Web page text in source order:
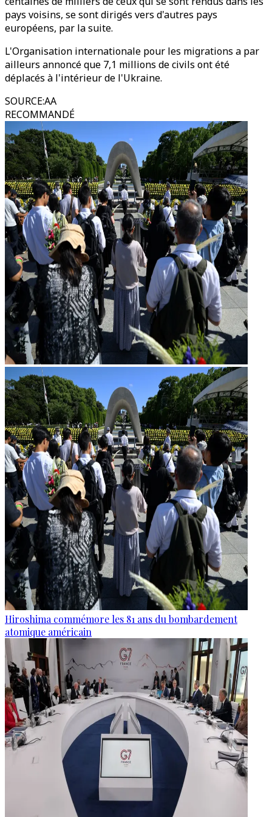
pays voisins, se sont dirigés vers d'autres pays
européens, par la suite.
L'Organisation internationale pour les migrations a par
ailleurs annoncé que 7,1 millions de civils ont été
déplacés à l'intérieur de l'Ukraine.
SOURCE:AA
RECOMMANDÉ
Hiroshima commémore les 81 ans du bombardement
atomique américain